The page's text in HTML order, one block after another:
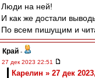
Люди на ней!
И как же достали
По всем пишущим и
Край -
27 дек 2023 22:51
Карелин » 27 дек